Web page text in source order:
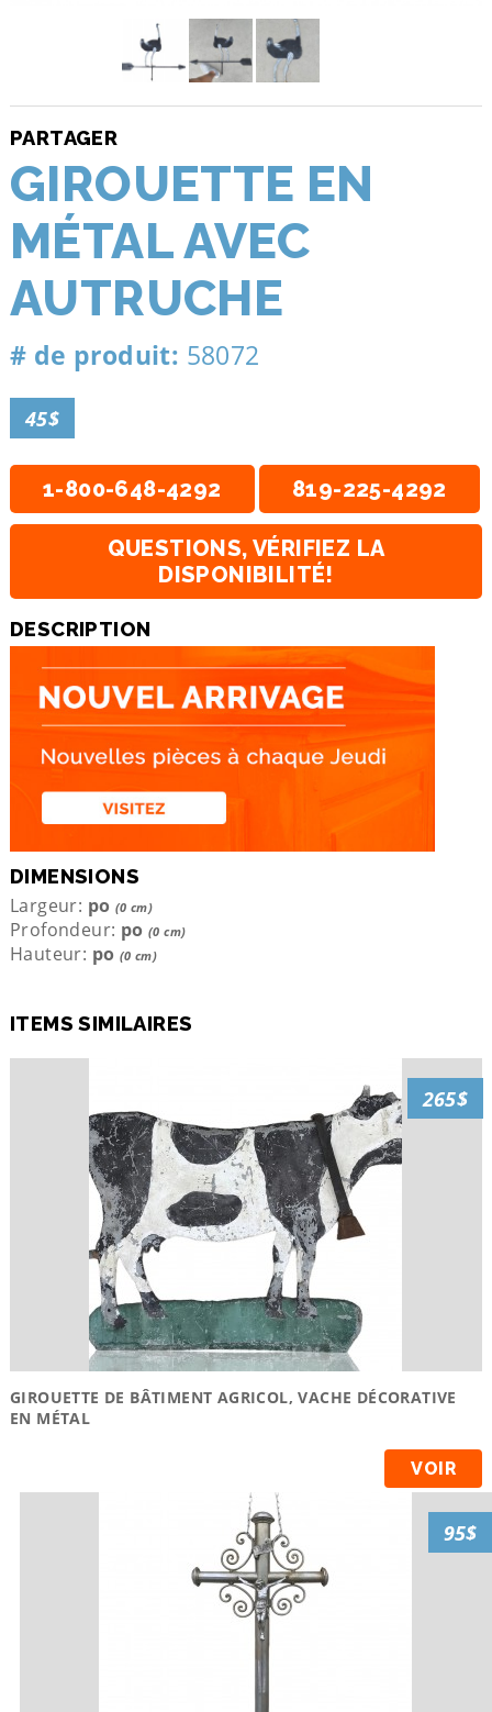
PARTAGER
GIROUETTE EN
MÉTAL AVEC
AUTRUCHE
# de produit: 58072
45$
1-800-648-4292 819-225-4292
QUESTIONS, VÉRIFIEZ LA
DISPONIBILITÉ!
DESCRIPTION
DIMENSIONS
Largeur: po (0 cm)
Profondeur: po (0 cm)
Hauteur: po (0 cm)
ITEMS SIMILAIRES
GIROUETTE DE BÂTIMENT AGRICOL, VACHE DÉCORATIVE
EN MÉTAL
VOIR
265$
95$